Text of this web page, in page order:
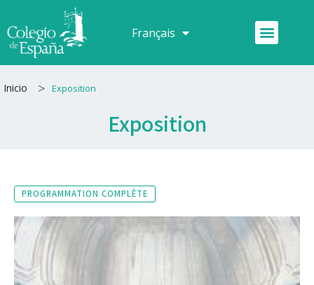
au
contenu
Français
Español Menu
Inicio > Exposition
Exposition
PROGRAMMATION COMPLÈTE